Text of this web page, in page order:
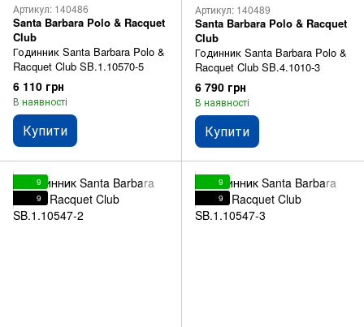
Артикул: 140486
Santa Barbara Polo & Racquet
Club
Годинник Santa Barbara Polo &
Racquet Club SB.1.10570-5
6 110 грн
В наявності
Купити
Артикул: 140489
Santa Barbara Polo & Racquet
Club
Годинник Santa Barbara Polo &
Racquet Club SB.4.1010-3
6 790 грн
В наявності
Купити
9
9
9
9